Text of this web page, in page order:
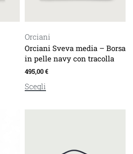
Orciani
Orciani Sveva media – Borsa
in pelle navy con tracolla
495,00€
Scegli